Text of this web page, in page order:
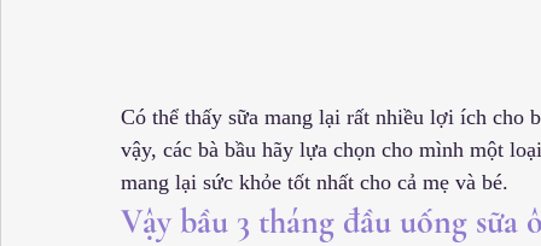
Có thể thấy sữa mang lại rất nhiều lợi ích
vậy, các bà bầu hãy lựa chọn cho mình một
mang lại sức khỏe tốt nhất cho cả mẹ và bé.
Vậy bầu 3 tháng đầu uống sữa